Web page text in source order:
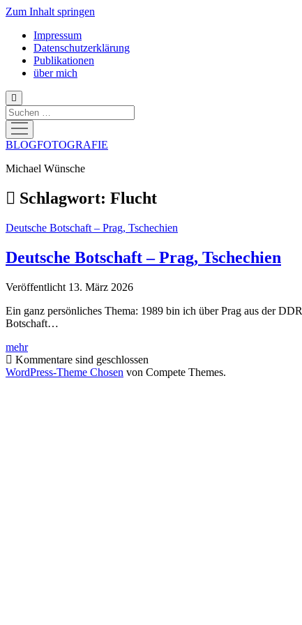
Zum Inhalt springen
Impressum
Datenschutzerklärung
Publikationen
über mich
Suchen
Menü
öffnen
BLOGFOTOGRAFIE
Michael Wünsche
Schlagwort: Flucht
Deutsche Botschaft – Prag, Tschechien
Deutsche Botschaft – Prag, Tschechien
Veröffentlicht 13. März 2026
Ein ganz persönliches Thema: 1989 bin ich über Prag aus der
Botschaft…
mehrDeutsche
Botschaft
–
Kommentare sind geschlossen
WordPress-Theme Chosen von Compete Themes.